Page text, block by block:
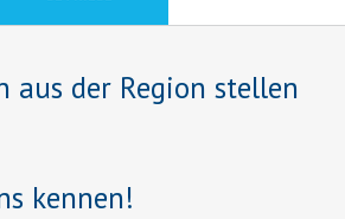
aus der Region stellen
kennen!